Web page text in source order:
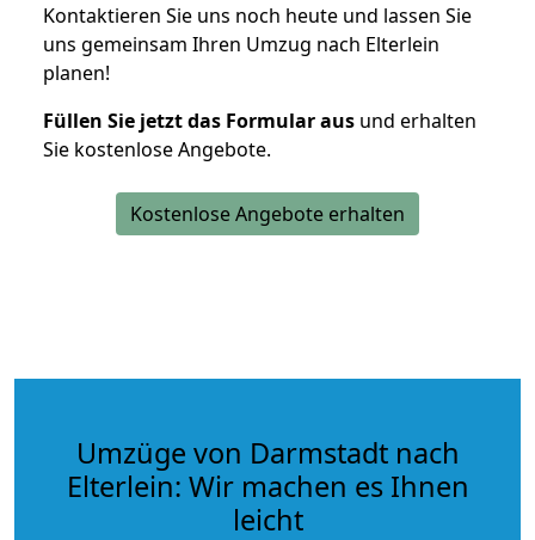
Kontaktieren Sie uns noch heute und lassen Sie
uns gemeinsam Ihren Umzug nach Elterlein
planen!
Füllen Sie jetzt das Formular aus und erhalten
Sie kostenlose Angebote.
Kostenlose Angebote erhalten
Umzüge von Darmstadt nach
Elterlein: Wir machen es Ihnen
leicht